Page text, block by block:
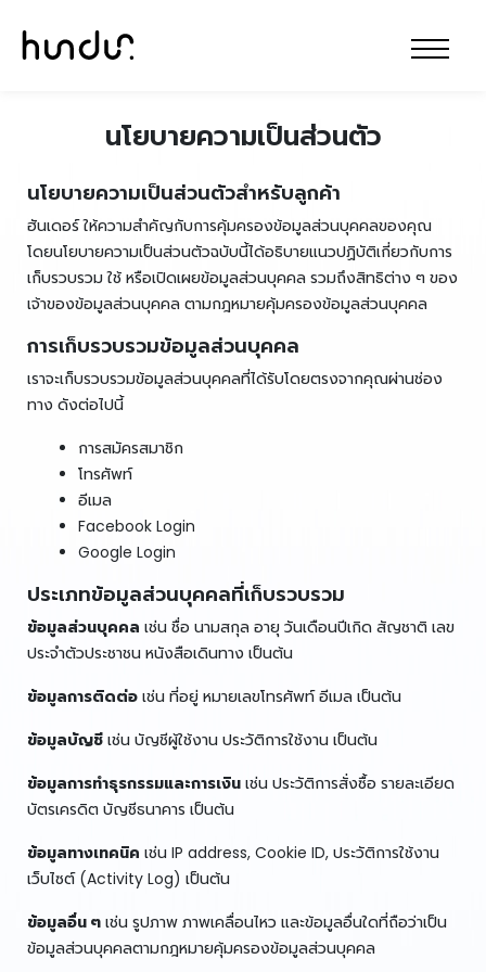
นโยบายความเป็นส่วนตัว
นโยบายความเป็นส่วนตัวสำหรับลูกค้า
ฮันเดอร์ ให้ความสำคัญกับการคุ้มครองข้อมูลส่วนบุคคลของคุณ
โดยนโยบายความเป็นส่วนตัวฉบับนี้ได้อธิบายแนวปฏิบัติเกี่ยวกับการ
เก็บรวบรวม ใช้ หรือเปิดเผยข้อมูลส่วนบุคคล รวมถึงสิทธิต่าง ๆ ของ
เจ้าของข้อมูลส่วนบุคคล ตามกฎหมายคุ้มครองข้อมูลส่วนบุคคล
การเก็บรวบรวมข้อมูลส่วนบุคคล
เราจะเก็บรวบรวมข้อมูลส่วนบุคคลที่ได้รับโดยตรงจากคุณผ่านช่อง
ทาง ดังต่อไปนี้
การสมัครสมาชิก
โทรศัพท์
อีเมล
Facebook Login
Google Login
ประเภทข้อมูลส่วนบุคคลที่เก็บรวบรวม
ข้อมูลส่วนบุคคล เช่น ชื่อ นามสกุล อายุ วันเดือนปีเกิด สัญชาติ เลข
ประจำตัวประชาชน หนังสือเดินทาง เป็นต้น
ข้อมูลการติดต่อ เช่น ที่อยู่ หมายเลขโทรศัพท์ อีเมล เป็นต้น
ข้อมูลบัญชี เช่น บัญชีผู้ใช้งาน ประวัติการใช้งาน เป็นต้น
ข้อมูลการทำธุรกรรมและการเงิน เช่น ประวัติการสั่งซื้อ รายละเอียด
บัตรเครดิต บัญชีธนาคาร เป็นต้น
ข้อมูลทางเทคนิค เช่น IP address, Cookie ID, ประวัติการใช้งาน
เว็บไซต์ (Activity Log) เป็นต้น
ข้อมูลอื่น ๆ เช่น รูปภาพ ภาพเคลื่อนไหว และข้อมูลอื่นใดที่ถือว่าเป็น
ข้อมูลส่วนบุคคลตามกฎหมายคุ้มครองข้อมูลส่วนบุคคล